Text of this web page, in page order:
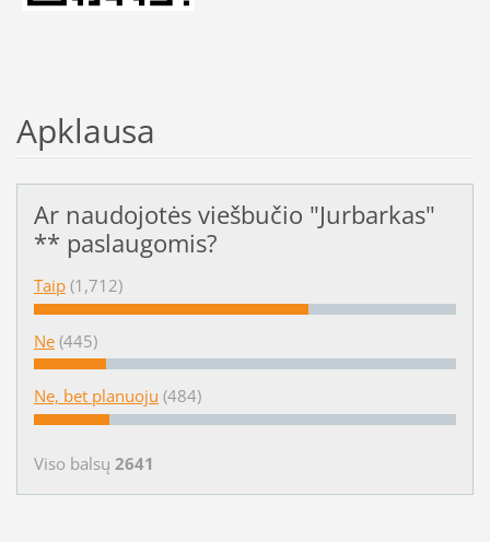
Apklausa
Ar naudojotės viešbučio "Jurbarkas"
** paslaugomis?
Taip (1,712)
Ne (445)
Ne, bet planuoju (484)
Viso balsų 2641